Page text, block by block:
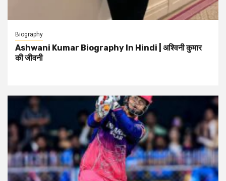
Biography
Ashwani Kumar Biography In Hindi | अश्विनी कुमार
की जीवनी